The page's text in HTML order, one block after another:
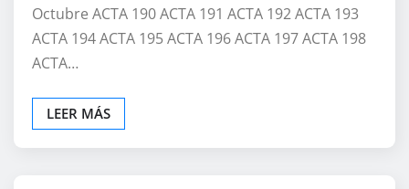
Octubre ACTA 190 ACTA 191 ACTA 192 ACTA 193
ACTA 194 ACTA 195 ACTA 196 ACTA 197 ACTA 198
ACTA…
LEER MÁS